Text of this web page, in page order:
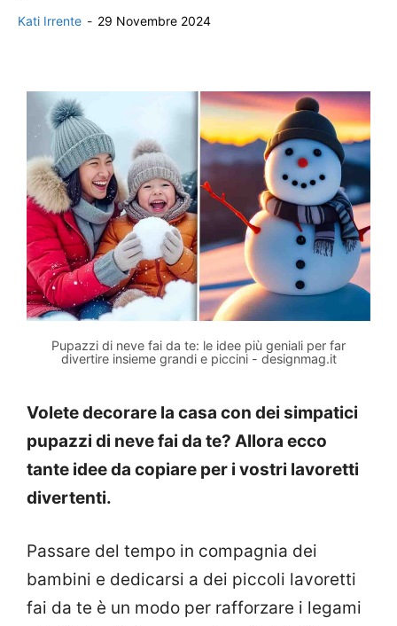
Kati Irrente - 29 Novembre 2024
Pupazzi di neve fai da te: le idee più geniali per far
divertire insieme grandi e piccini - designmag.it
Volete decorare la casa con dei simpatici
pupazzi di neve fai da te? Allora ecco
tante idee da copiare per i vostri lavoretti
divertenti.
Passare del tempo in compagnia dei
bambini e dedicarsi a dei piccoli lavoretti
fai da te è un modo per rafforzare i legami